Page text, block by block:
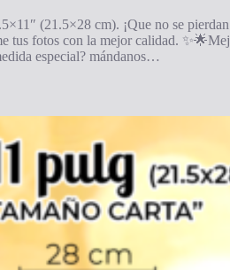
(21.5×28 cm). ¡Que no se
tus fotos con la mejor calidad.
especial? mándanos…